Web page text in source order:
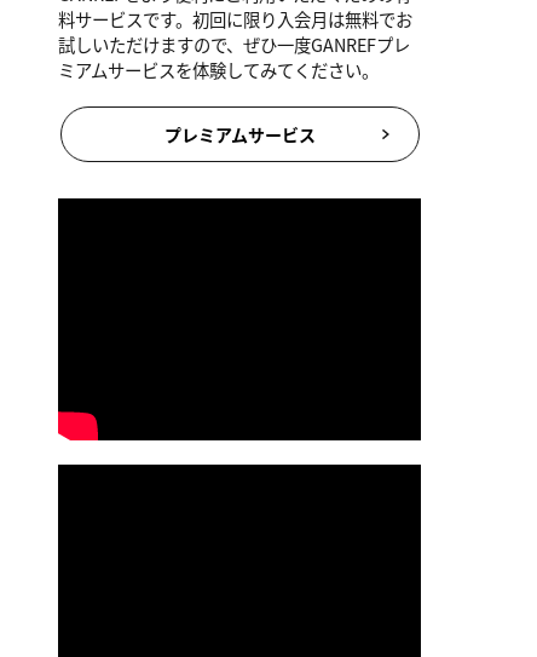
料サービスです。初回に限り入会月は無料でお
試しいただけますので、ぜひ一度GANREFプレ
ミアムサービスを体験してみてください。
プレミアムサービス